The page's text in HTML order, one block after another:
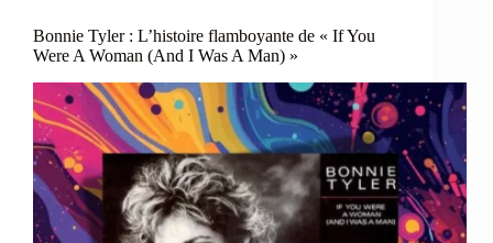
Bonnie Tyler : L’histoire flamboyante de « If You
Were A Woman (And I Was A Man) »